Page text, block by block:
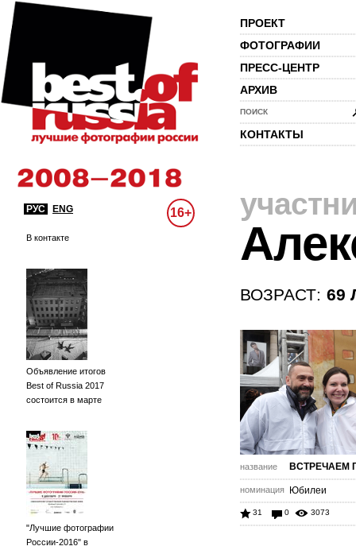
ПРОЕКТ
ФОТОГРАФИИ
ПРЕСС-ЦЕНТР
АРХИВ
ПОИСК
КОНТАКТЫ
РУС ENG 16+
В контакте
Объявление итогов
Best of Russia 2017
состоится в марте
"Лучшие фотографии
России-2016" в
ВОЗРАСТ: 69
название ВСТРЕЧАЕМ
номинация Юбилеи
31 0 3073